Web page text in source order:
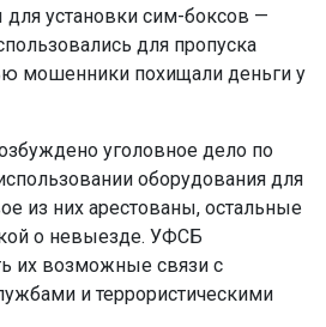
установки сим-боксов —
для пропуска
мошенники похищали деньги у
уголовное дело по
оборудования для
из них арестованы, остальные
о невыезде. УФСБ
их возможные связи с
и террористическими